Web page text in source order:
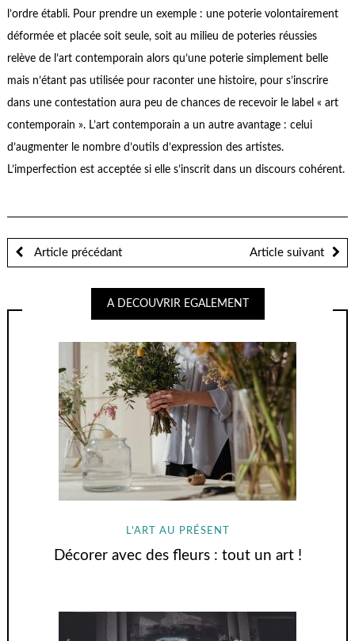
l’ordre établi. Pour prendre un exemple : une poterie volontairement
déformée et placée soit seule, soit au milieu de poteries réussies
relève de l’art contemporain alors qu’une poterie simplement belle
mais n’étant pas utilisée pour raconter une histoire, pour s’inscrire
dans une contestation aura peu de chances de recevoir le label « art
contemporain ». L’art contemporain a un autre avantage : celui
d’augmenter le nombre d’outils d’expression des artistes.
L’imperfection est acceptée si elle s’inscrit dans un discours cohérent.
Article précédant Article suivant
A DECOUVRIR EGALEMENT
L'ART AU PRÉSENT
Décorer avec des fleurs : tout un art !